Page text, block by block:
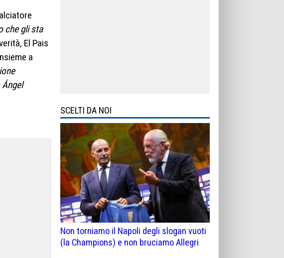
che gli sta
El Pais
a
SCELTI DA NOI
Non torniamo il Napoli degli slogan vuoti
(la Champions) e non bruciamo Allegri